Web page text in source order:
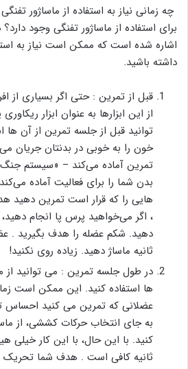
چه زمانی نیاز به استفاده از ماساژور
برای استفاده از ماساژور تفنگی وجود
اشاره شده است که ممکن است نیاز به
داشته باشید.
قبل از تمرین : حتی اگر بسیاری از
از این ابزارها به عنوان ابزار
توانید قبل از جلسه تمرین از آن ها
خون را به خوبی در بدنتان جریان
تمرین آماده می‌کند – «سیستم جنگ
بدن شما را برای فعالیت آماده
هایی را که قرار است تمرین دهید
، اگر می‌خواهید پرس پا انجام
ثانیه ماساژ دهید. زیاده روی نکنید!
در طول جلسه تمرین : می توانید از
ها استفاده کنید. این ممکن است
عضلانی که تمرین می کنید احساس
به جای انتخاب حرکات کششی، از
ثانیه کافی است . هدف شما